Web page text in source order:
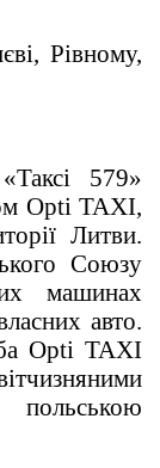
Рівному,
579»
Opti TAXI,
Литви.
Союзу
машинах
авто.
Opti TAXI
польською